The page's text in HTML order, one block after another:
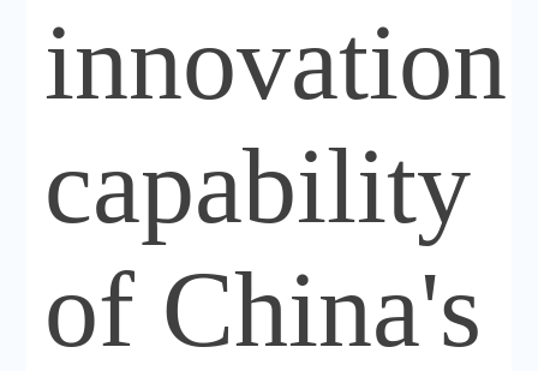
innovation
capability
of China's